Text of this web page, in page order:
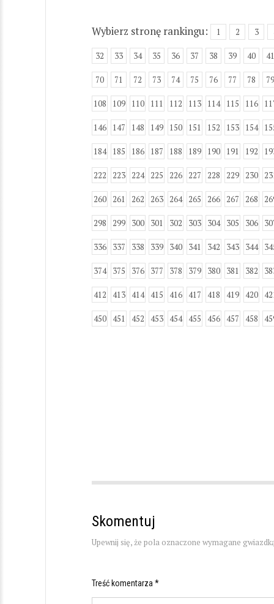
Wybierz stronę rankingu: 1 2 3
32 33 34 35 36 37 38 39 40 41
70 71 72 73 74 75 76 77 78 79
108 109 110 111 112 113 114 115 116
146 147 148 149 150 151 152 153 154
184 185 186 187 188 189 190 191 192
222 223 224 225 226 227 228 229 230
260 261 262 263 264 265 266 267 268
298 299 300 301 302 303 304 305 306
336 337 338 339 340 341 342 343 344
374 375 376 377 378 379 380 381 382
412 413 414 415 416 417 418 419 420
450 451 452 453 454 455 456 457 458
Skomentuj
Upewnij się, że pola oznaczone wymagane
Treść komentarza *